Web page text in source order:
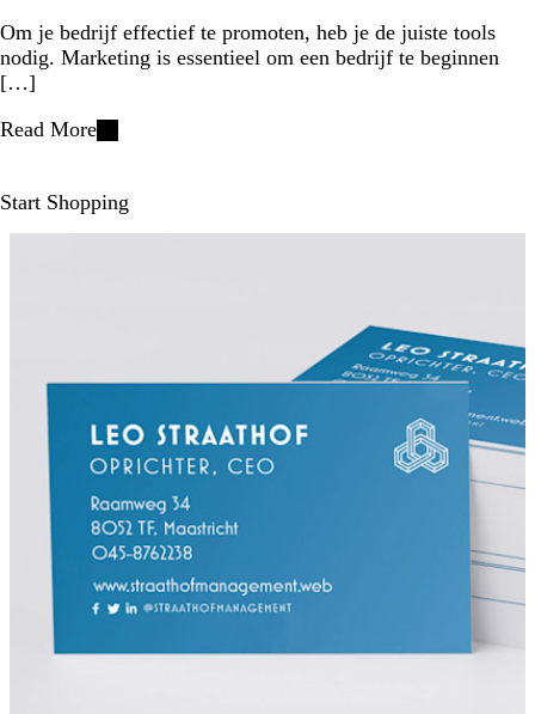
Om je bedrijf effectief te promoten, heb je de juiste tools
nodig. Marketing is essentieel om een bedrijf te beginnen
[…]
Read More
Start Shopping